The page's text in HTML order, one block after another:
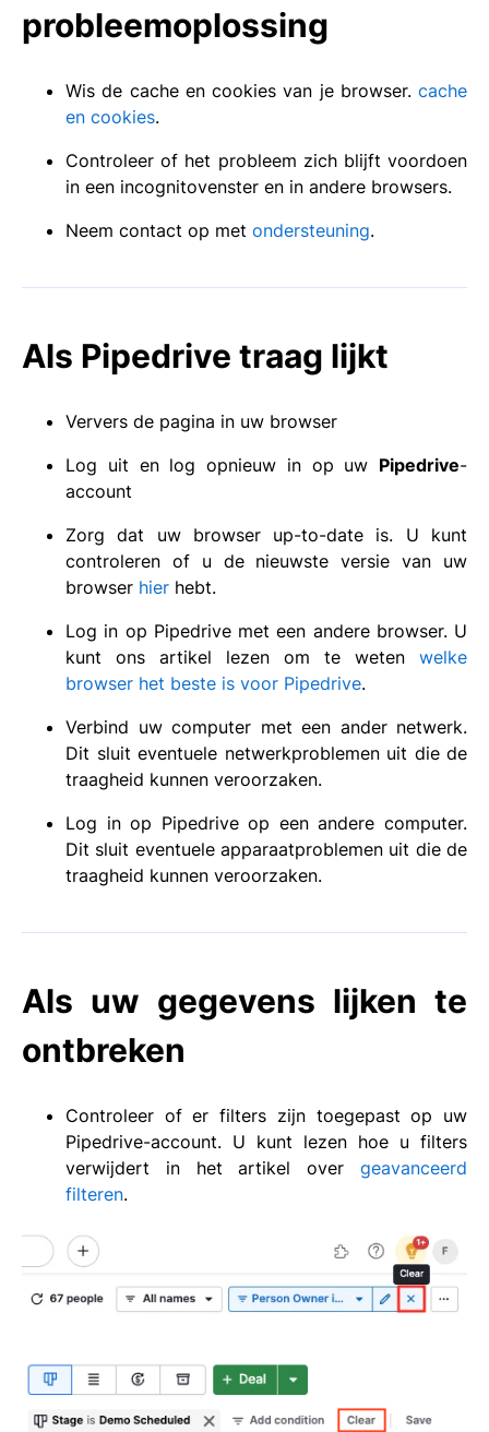
probleemoplossing
Wis de cache en cookies van je browser. cache
en cookies.
Controleer of het probleem zich blijft voordoen
in een incognitovenster en in andere browsers.
Neem contact op met ondersteuning.
Als Pipedrive traag lijkt
Ververs de pagina in uw browser
Log uit en log opnieuw in op uw Pipedrive-
account
Zorg dat uw browser up-to-date is. U kunt
controleren of u de nieuwste versie van uw
browser hier hebt.
Log in op Pipedrive met een andere browser. U
kunt ons artikel lezen om te weten welke
browser het beste is voor Pipedrive.
Verbind uw computer met een ander netwerk.
Dit sluit eventuele netwerkproblemen uit die de
traagheid kunnen veroorzaken.
Log in op Pipedrive op een andere computer.
Dit sluit eventuele apparaatproblemen uit die de
traagheid kunnen veroorzaken.
Als uw gegevens lijken te
ontbreken
Controleer of er filters zijn toegepast op uw
Pipedrive-account. U kunt lezen hoe u filters
verwijdert in het artikel over geavanceerd
filteren.